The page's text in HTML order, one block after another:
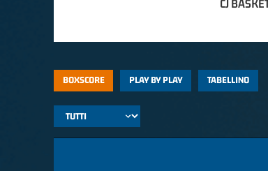
CJ
BOXSCORE PLAY BY PLAY TABELLINO